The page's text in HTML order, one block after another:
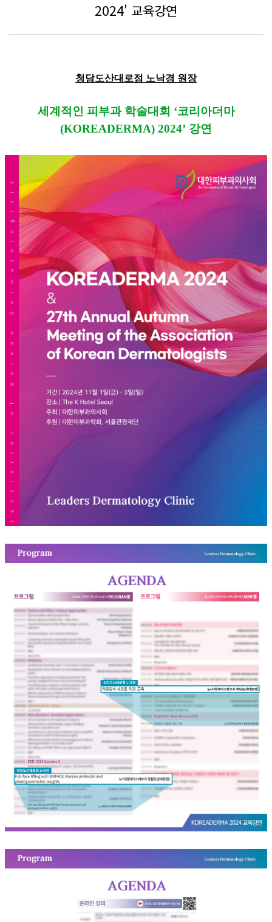
2024' 교육강연
청담도산대로점 노낙경 원장
세계적인 피부과 학술대회 ‘코리아더마
(KOREADERMA) 2024’ 강연